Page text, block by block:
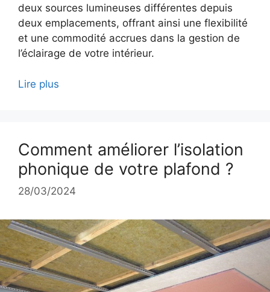
deux sources lumineuses différentes depuis
deux emplacements, offrant ainsi une flexibilité
et une commodité accrues dans la gestion de
l’éclairage de votre intérieur.
Lire plus
Comment améliorer l’isolation
phonique de votre plafond ?
28/03/2024